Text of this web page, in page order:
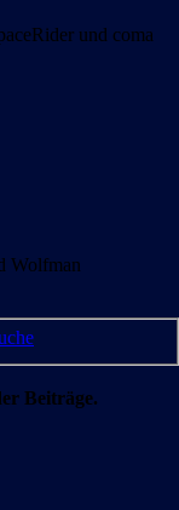
und coma
Wolfman
Beiträge.